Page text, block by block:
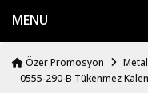
MENU
Özer Promosyon
0555-290-B Tükenmez